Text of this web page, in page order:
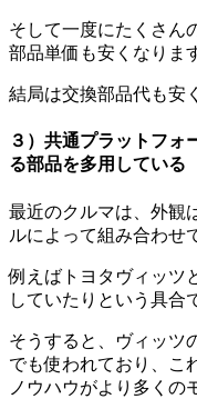
そして一度にたくさん
部品単価も安くなりま
結局は交換部品代も安
３）共通プラットフォ
る部品を多用している
最近のクルマは、外観
ルによって組み合わせ
例えばトヨタヴィッツ
していたりという具合
そうすると、ヴィッツ
でも使われており、こ
ノウハウがより多くの